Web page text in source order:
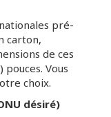
pré-
carton,
de ces
Vous
choix.
désiré)